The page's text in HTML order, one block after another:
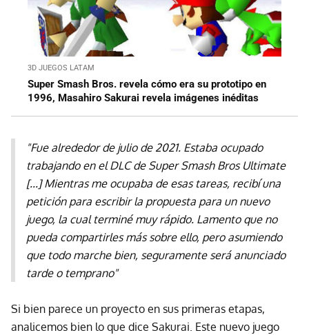
3D JUEGOS LATAM
Super Smash Bros. revela cómo era su prototipo en
1996, Masahiro Sakurai revela imágenes inéditas
"Fue alrededor de julio de 2021. Estaba ocupado
trabajando en el DLC de Super Smash Bros Ultimate
[...] Mientras me ocupaba de esas tareas, recibí una
petición para escribir la propuesta para un nuevo
juego, la cual terminé muy rápido. Lamento que no
pueda compartirles más sobre ello, pero asumiendo
que todo marche bien, seguramente será anunciado
tarde o temprano"
Si bien parece un proyecto en sus primeras etapas,
analicemos bien lo que dice Sakurai. Este nuevo juego